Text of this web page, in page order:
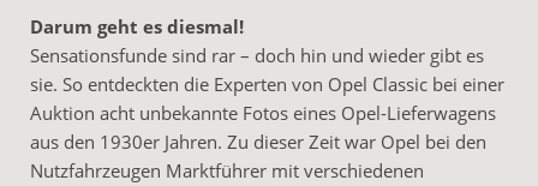
Darum geht es diesmal!
Sensationsfunde sind rar – doch hin und wieder gibt es
sie. So entdeckten die Experten von Opel Classic bei einer
Auktion acht unbekannte Fotos eines Opel-Lieferwagens
aus den 1930er Jahren. Zu dieser Zeit war Opel bei den
Nutzfahrzeugen Marktführer mit verschiedenen